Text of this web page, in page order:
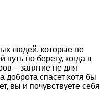
людей, которые не
путь по берегу, когда в
– занятие не для
спасет хотя бы
вы и почувствуете себя